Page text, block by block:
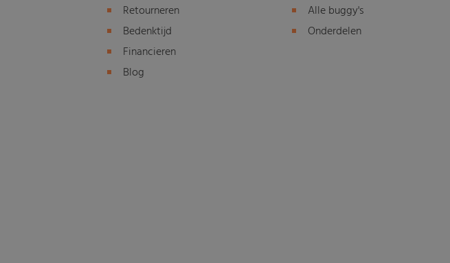
Retourneren
Bedenktijd
Financieren
Blog
Alle buggy's
Onderdelen